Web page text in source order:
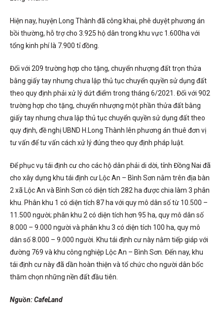
Hiện nay, huyện Long Thành đã công khai, phê duyệt phương án
bồi thường, hỗ trợ cho 3.925 hộ dân trong khu vực 1.600ha với
tổng kinh phí là 7.900 tỉ đồng.
Đối với 209 trường hợp cho tặng, chuyển nhượng đất trọn thửa
bằng giấy tay nhưng chưa lập thủ tục chuyển quyền sử dụng đất
theo quy định phải xử lý dứt điểm trong tháng 6/2021. Đối với 902
trường hợp cho tặng, chuyển nhượng một phần thửa đất bằng
giấy tay nhưng chưa lập thủ tục chuyển quyền sử dụng đất theo
quy định, đề nghị UBND H.Long Thành lên phương án thuê đơn vị
tư vấn để tư vấn cách xử lý đúng theo quy định pháp luật.
Để phục vụ tái định cư cho các hộ dân phải di dời, tỉnh Đồng Nai đã
cho xây dựng khu tái định cư Lộc An – Bình Sơn nằm trên địa bàn
2 xã Lộc An và Bình Sơn có diện tích 282 ha được chia làm 3 phân
khu. Phân khu 1 có diện tích 87 ha với quy mô dân số từ 10.500 –
11.500 người; phân khu 2 có diện tích hơn 95 ha, quy mô dân số
8.000 – 9.000 người và phân khu 3 có diện tích 100 ha, quy mô
dân số 8.000 – 9.000 người. Khu tái định cư này nằm tiếp giáp với
đường 769 và khu công nghiệp Lộc An – Bình Sơn. Đến nay, khu
tái định cư này đã dần hoàn thiện và tổ chức cho người dân bốc
thăm chọn những nền đất đầu tiên.
Nguồn: CafeLand